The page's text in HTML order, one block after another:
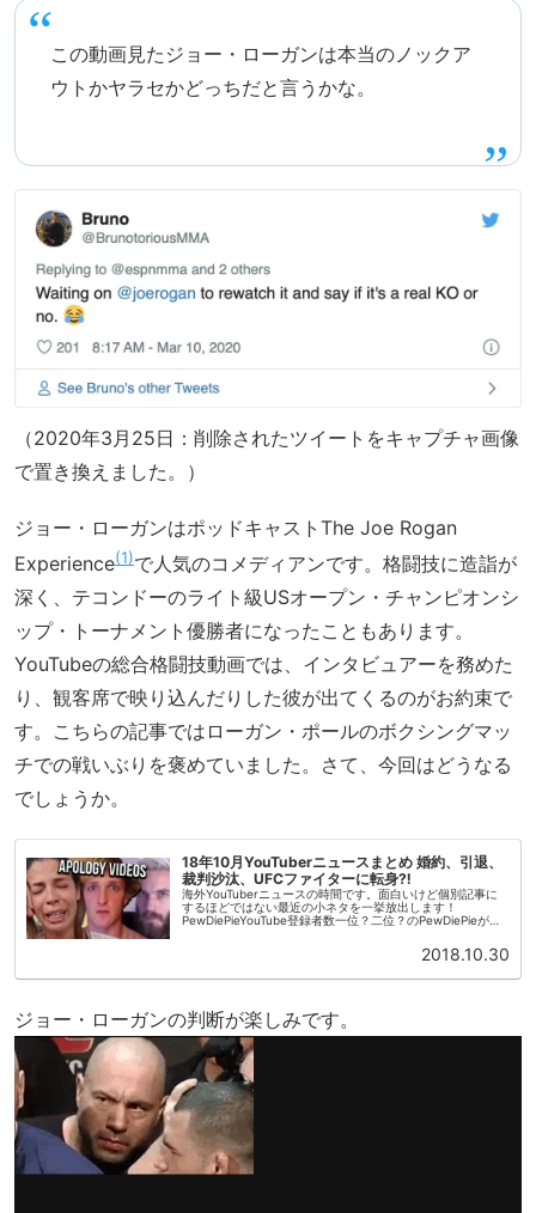
この動画見たジョー・ローガンは本当のノックア
ウトかヤラセかどっちだと言うかな。
（2020年3月25日：削除されたツイートをキャプチャ画像
で置き換えました。）
ジョー・ローガンはポッドキャストThe Joe Rogan
Experience 1 で人気のコメディアンです。格闘技に造詣が
深く、テコンドーのライト級USオープン・チャンピオンシ
ップ・トーナメント優勝者になったこともあります。
YouTubeの総合格闘技動画では、インタビュアーを務めた
り、観客席で映り込んだりした彼が出てくるのがお約束で
す。こちらの記事ではローガン・ポールのボクシングマッ
チでの戦いぶりを褒めていました。さて、今回はどうなる
でしょうか。
18年10月YouTuberニュースまとめ 婚約、引退、
裁判沙汰、UFCファイターに転身⁈
海外YouTuberニュースの時間です。面白いけど個別記事に
するほどではない最近の小ネタを一挙放出します！
PewDiePieYouTube登録者数一位？二位？のPewDiePieが
2018.10.30
ジョー・ローガンの判断が楽しみです。